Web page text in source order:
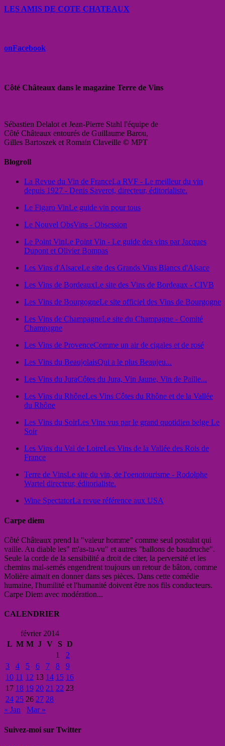
LES AMIS DE COTE CHATEAUX
onFacebook
Côté Châteaux dans le magazine Terre de Vins
Sébastien Delalot et Jean-Pierre Stahl l'équipe de
Côté Châteaux entourés de Guillaume Barou,
Gilles Bartoszek et Romain Claveille © MPT
Blogroll
La Revue du Vin de FranceLa RVF - Le meilleur du vin
depuis 1927 - Denis Saverot, directeur, éditorialiste.
Le Figaro VinLe guide vin pour tous
Le Nouvel ObsVins - Obsession
Le Point VinLe Point Vin - Le guide des vins par Jacques
Dupont et Olivier Bompas
Les Vins d'AlsaceLe site des Grands Vins Blancs d'Alsace
Les Vins de BordeauxLe site des Vins de Bordeaux - CIVB
Les Vins de BourgogneLe site officiel des Vins de Bourgogne
Les Vins de ChampagneLe site du Champagne - Comité
Champagne
Les Vins de ProvenceComme un air de cigales et de rosé
Les Vins du BeaujolaisQui a le plus Beaujeu...
Les Vins du JuraCôtes du Jura, Vin Jaune, Vin de Paille...
Les Vins du RhôneLes Vins Côtes du Rhône et de la Vallée
du Rhône
Les Vins du SoirLes Vins vus par le grand quotidien belge Le
Soir
Les Vins du Val de LoireLes Vins de la Vallée des Rois de
France
Terre de VinsLe site du vin, de l'oenotourisme - Rodolphe
Wartel directeur, éditorialiste.
Wine SpectatorLa revue référence aux USA
Carpe diem
Côté Châteaux prend la "valeur homme" comme seul postulat qui
vaille. Au diable les" m'as-tu-vu" et autres "ballons de baudruche".
Seule la corde de la sensibilité a droit de citer, la perversité et les
chemins mal-semés engendrent toujours un retour de bâton, comme
Molière aimait en donner dans ses pièces. Dans cette comédie
humaine, l'humilité et l'humanité doivent être nos fils conducteurs.
Carpe Diem avec modération...
CALENDRIER
février 2014
L M M J V S D
1
2
3
4 5 6 7 8
9
10 11 12 13 14 15 16
17 18 19 20 21 22 23
24 25 26 27 28
« Jan
Mar »
Suivez-moi sur Twitter